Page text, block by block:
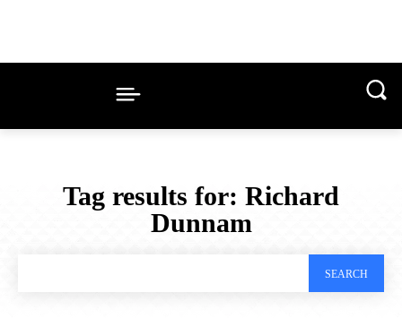
Tag results for: Richard
Dunnam
SEARCH